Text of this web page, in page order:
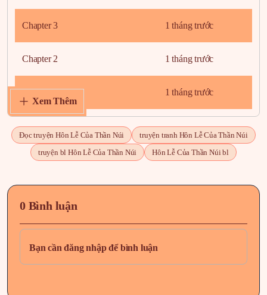
Chapter 3 1 tháng trước
Chapter 2 1 tháng trước
Chapter 1
1 tháng trước
Xem Thêm
Đọc truyện Hôn Lễ Của Thần Núi
truyện tranh Hôn Lễ Của Thần Núi
truyện bl Hôn Lễ Của Thần Núi
Hôn Lễ Của Thần Núi bl
0 Bình luận
Bạn cần đăng nhập để bình luận